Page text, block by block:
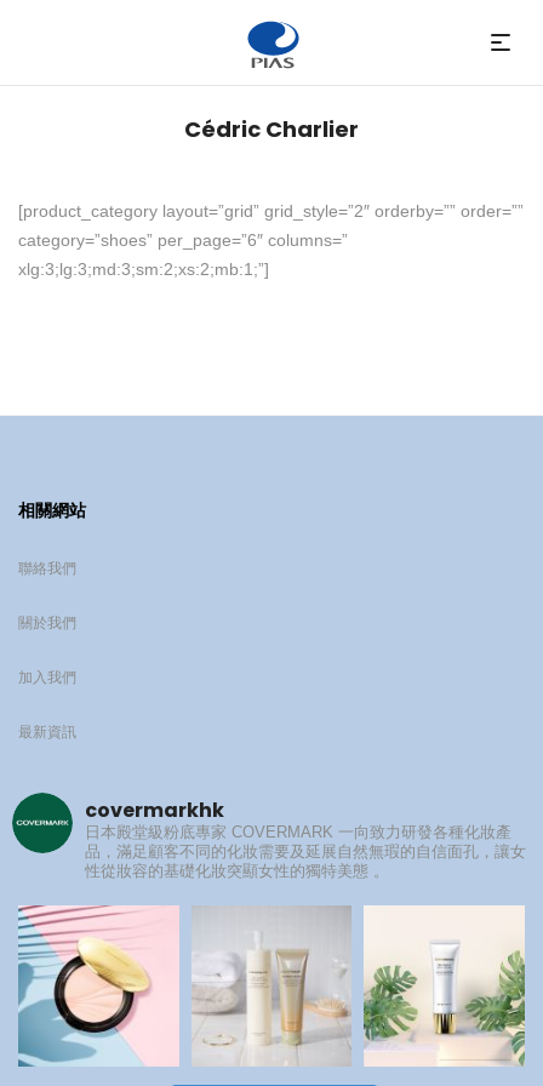
Cédric Charlier
[product_category layout=”grid” grid_style=”2″ orderby=”” order=””
category=”shoes” per_page=”6″ columns=”
xlg:3;lg:3;md:3;sm:2;xs:2;mb:1;”]
相關網站
聯絡我們
關於我們
加入我們
最新資訊
covermarkhk
日本殿堂級粉底專家 COVERMARK 一向致力研發各種化妝產
品，滿足顧客不同的化妝需要及延展自然無瑕的自信面孔，讓女
性從妝容的基礎化妝突顯女性的獨特美態 。